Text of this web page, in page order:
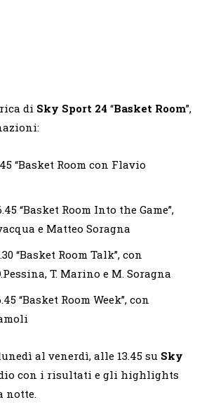
di Sky Sport 24 “Basket Room”,
“Basket Room con Flavio
“Basket Room Into the Game”,
e Matteo Soragna
“Basket Room Talk”, con
T. Marino e M. Soragna
“Basket Room Week”, con
al venerdì, alle 13.45 su Sky
con i risultati e gli highlights
notte.